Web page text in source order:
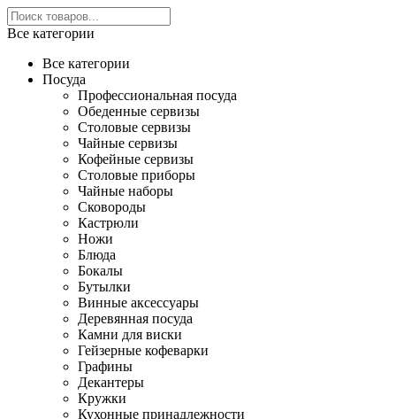
Все категории
Все категории
Посуда
Профессиональная посуда
Обеденные сервизы
Столовые сервизы
Чайные сервизы
Кофейные сервизы
Столовые приборы
Чайные наборы
Сковороды
Кастрюли
Ножи
Блюда
Бокалы
Бутылки
Винные аксессуары
Деревянная посуда
Камни для виски
Гейзерные кофеварки
Графины
Декантеры
Кружки
Кухонные принадлежности